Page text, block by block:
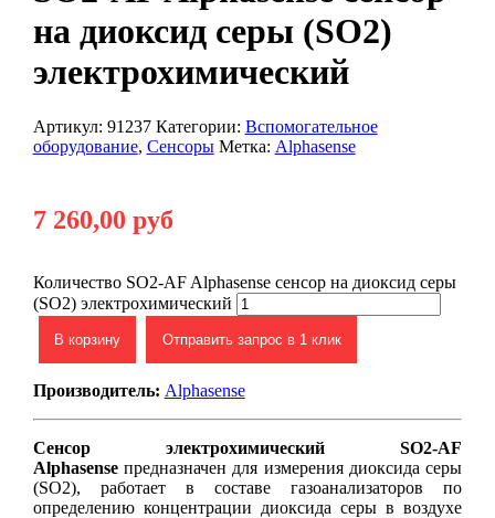
на диоксид серы (SO2)
электрохимический
Артикул: 91237 Категории: Вспомогательное
оборудование, Сенсоры Метка: Alphasense
7 260,00 руб
Количество SO2-AF Alphasense сенсор на диоксид серы
(SO2) электрохимический
В корзину Отправить запрос в 1 клик
Производитель: Alphasense
Сенсор электрохимический SO2-AF
Alphasense предназначен для измерения диоксида серы
(SO2), работает в составе газоанализаторов по
определению концентрации диоксида серы в воздухе